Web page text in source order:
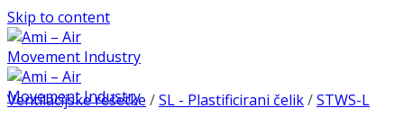
Skip to content
Ventilacijske rešetke /SL - Plastificirani čelik/STWS-L